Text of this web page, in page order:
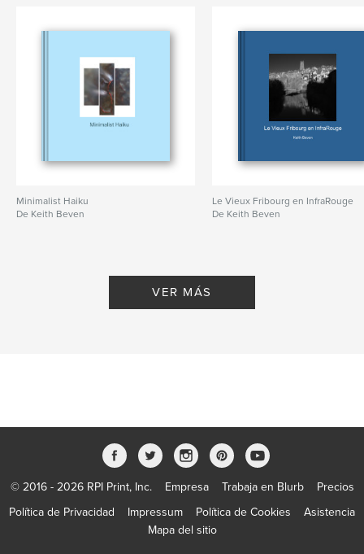
Minimalist Haiku
De Keith Beven
Le Vieux Fribourg en InfraRouge
De Keith Beven
VER MÁS
© 2016 - 2026 RPI Print, Inc. Empresa Trabaja en Blurb
Precios
Política de Privacidad
Impressum Política de Cookies
Asistencia
Mapa del sitio